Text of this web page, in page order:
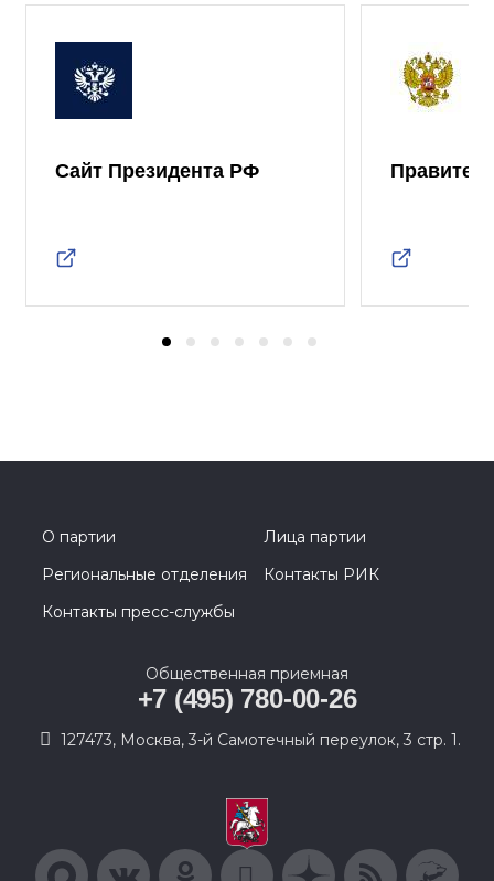
Сайт Президента РФ
О партии
Лица партии
Региональные отделения
Контакты РИК
Контакты пресс-службы
Общественная приемная
+7 (495) 780-00-26
127473, Москва, 3-й Самотечный переулок, 3 стр. 1.